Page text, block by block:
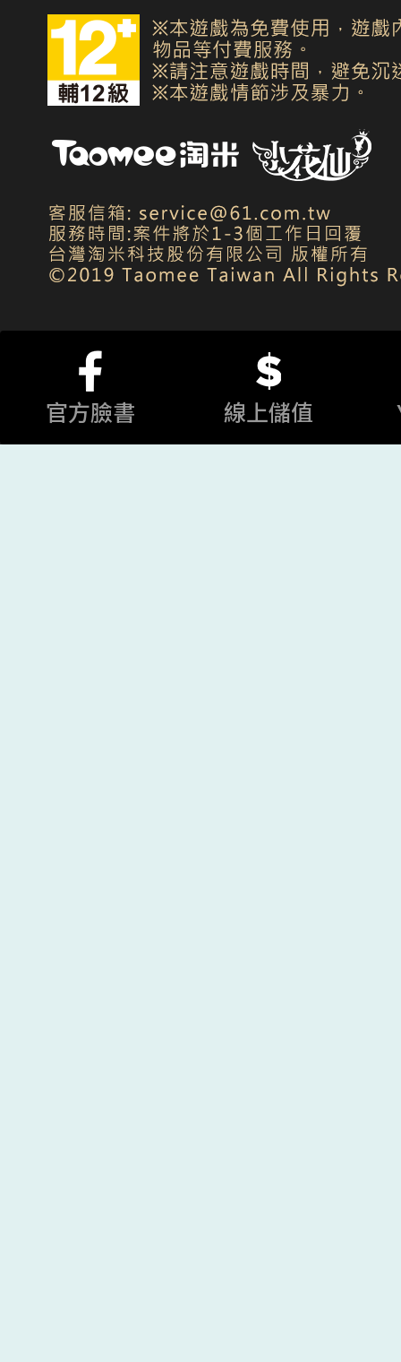
官方臉書 線上儲值